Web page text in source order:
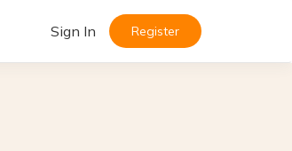
Sign In Register